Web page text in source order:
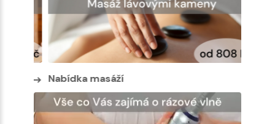
Nabídka masáží